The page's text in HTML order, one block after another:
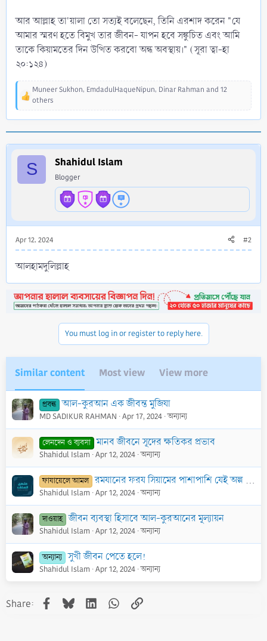
আর আল্লাহ তা'য়ালা তো সত্যই বলেছেন, তিনি এরশাদ করেন "যে
আমার স্মরণ হতে বিমুখ তার জীবন- যাপন হবে সঙ্কুচিত এবং আমি
তাকে কিয়ামতের দিন উত্থিত করবো অন্ধ অবস্থায়।" (সূরা ত্বা-হা
২০:১২৪)
R
e
a
c
t
i
s
Muneer Sukhon, EmdadulHaqueNipun, Dinar Rahman and 12
others
S Shahidul Islam
Blogger
Apr 12, 2024 #2
আলহামদুলিল্লাহ
You must log in or register to reply here.
Similar content Most view View more
প্রবন্ধ আল-কুরআন এক জীবন্ত মুজিযা
MD SADIKUR RAHMAN Apr 17, 2024 অন্যান্য
লেনদেন ও ব্যবসা মানব জীবনে সূদের ক্ষতিকর প্রভাব
Shahidul Islam Apr 12, 2024 অন্যান্য
ফাযায়েলে আমল রমযানের ফরয সিয়ামের পাশাপাশি যেই অল্প কিছু সিয়াম পালনে সারাজীবন সিয়াম পালনের সওয়াব পাওয়া যায়
Shahidul Islam Apr 12, 2024 অন্যান্য
দাওয়াহ জীবন ব্যবস্থা হিসাবে আল-কুরআনের মূল্যায়ন
Shahidul Islam Apr 12, 2024 অন্যান্য
অন্যান্য সুখী জীবন পেতে হলে!
Shahidul Islam Apr 12, 2024 অন্যান্য
Share: Facebook
BlueskyLinkedInWhatsApp
Link